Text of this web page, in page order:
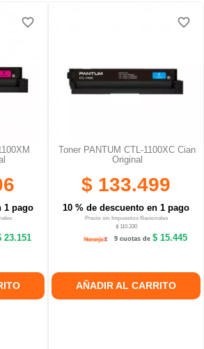
1 pago
23.151
favorite_border
favorite_border
favorite_border
Toner PANTUM CTL-1100XC Cian
Original
$ 133.499
10 % de descuento en 1 pago
Precio sin Impuestos Nacionales
$ 110.330
9 cuotas de$ 15.445
AÑADIR AL CARRITO
favorite_border
favorite_border
favorite_border